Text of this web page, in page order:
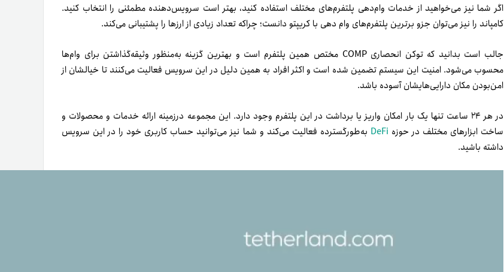
اگر شما نیز می‌خواهید از خدمات وام‌دهی پلتفرم‌های مختلف استفاده کنید، بهتر است سرویس‌دهنده مطمئنی را انتخاب کنید.
کامپاند را نیز می‌توان جزو برترین پلتفرم‌های وام دهی با کریپتو دانست؛ چراکه تعداد زیادی از ارزها را پشتیبانی می‌کند.
جالب است بدانید که توکن انحصاری COMP مختص همین پلتفرم است و بهترین گزینه به‌منظور وثیقه‌گذاشتن برای وام‌ها
محسوب می‌شود. امنیت این سیستم تضمین شده است و اکثر افراد به همین دلیل در این سرویس فعالیت می‌کنند تا خیالشان از
امن‌بودن مکان دارایی‌هایشان آسوده باشد.
در هر ۲۴ ساعت تنها یک بار امکان واریز یا برداشت در این پلتفرم وجود دارد. این مجموعه درزمینه ارائه خدمات و محصولات و
ساخت ابزارهای مختلف در حوزه DeFi به‌طورگسترده فعالیت می‌کند و شما نیز می‌توانید حساب کاربری خود را در این سرویس
داشته باشید.